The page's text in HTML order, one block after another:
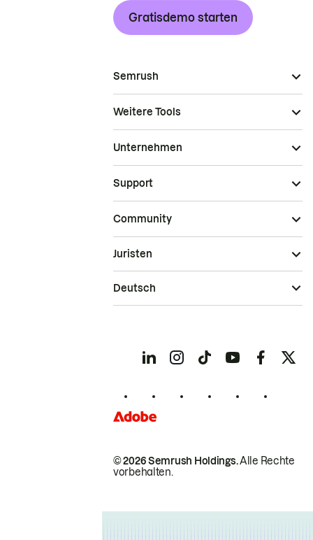
Gratisdemo starten
Semrush
Weitere Tools
Unternehmen
Support
Community
© 2026 Semrush Holdings.Alle Rechte
vorbehalten.
Juristen
Deutsch